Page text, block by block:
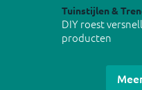
Tuinstijlen &
DIY roest
producten